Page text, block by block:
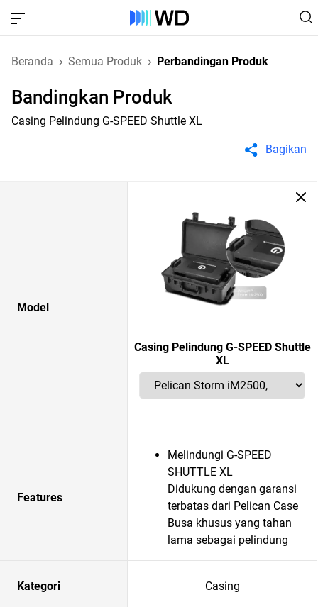
Beranda Semua Produk Perbandingan Produk
Bandingkan Produk
Casing Pelindung G-SPEED Shuttle XL
Bagikan
Model
Casing Pelindung G-SPEED Shuttle
XL
Features
Melindungi G-SPEED
SHUTTLE XL
Didukung dengan garansi
terbatas dari Pelican Case
Busa khusus yang tahan
lama sebagai pelindung
Kategori Casing